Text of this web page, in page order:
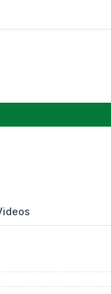
Fräsmaschinen X-2M